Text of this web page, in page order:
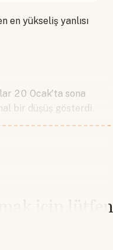
en yükseliş yanlısı
20 Ocak'ta sona
bir düşüş gösterdi.
için lütfen